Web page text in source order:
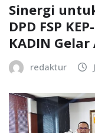
Sinergi
DPD FSP
KADIN
redaktur